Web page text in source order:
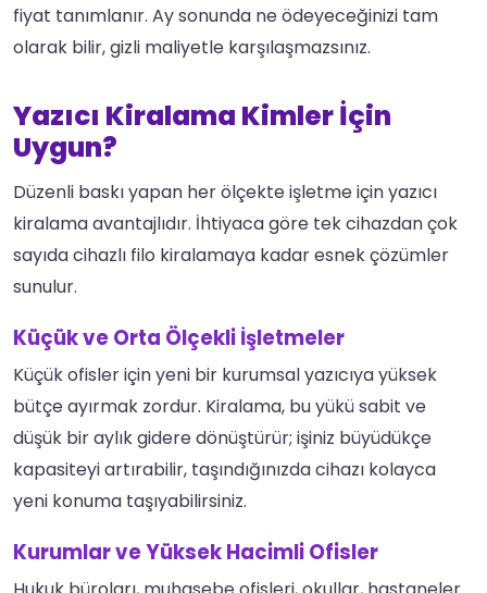
fiyat tanımlanır. Ay sonunda ne ödeyeceğinizi tam
olarak bilir, gizli maliyetle karşılaşmazsınız.
Yazıcı Kiralama Kimler İçin
Uygun?
Düzenli baskı yapan her ölçekte işletme için yazıcı
kiralama avantajlıdır. İhtiyaca göre tek cihazdan çok
sayıda cihazlı filo kiralamaya kadar esnek çözümler
sunulur.
Küçük ve Orta Ölçekli İşletmeler
Küçük ofisler için yeni bir kurumsal yazıcıya yüksek
bütçe ayırmak zordur. Kiralama, bu yükü sabit ve
düşük bir aylık gidere dönüştürür; işiniz büyüdükçe
kapasiteyi artırabilir, taşındığınızda cihazı kolayca
yeni konuma taşıyabilirsiniz.
Kurumlar ve Yüksek Hacimli Ofisler